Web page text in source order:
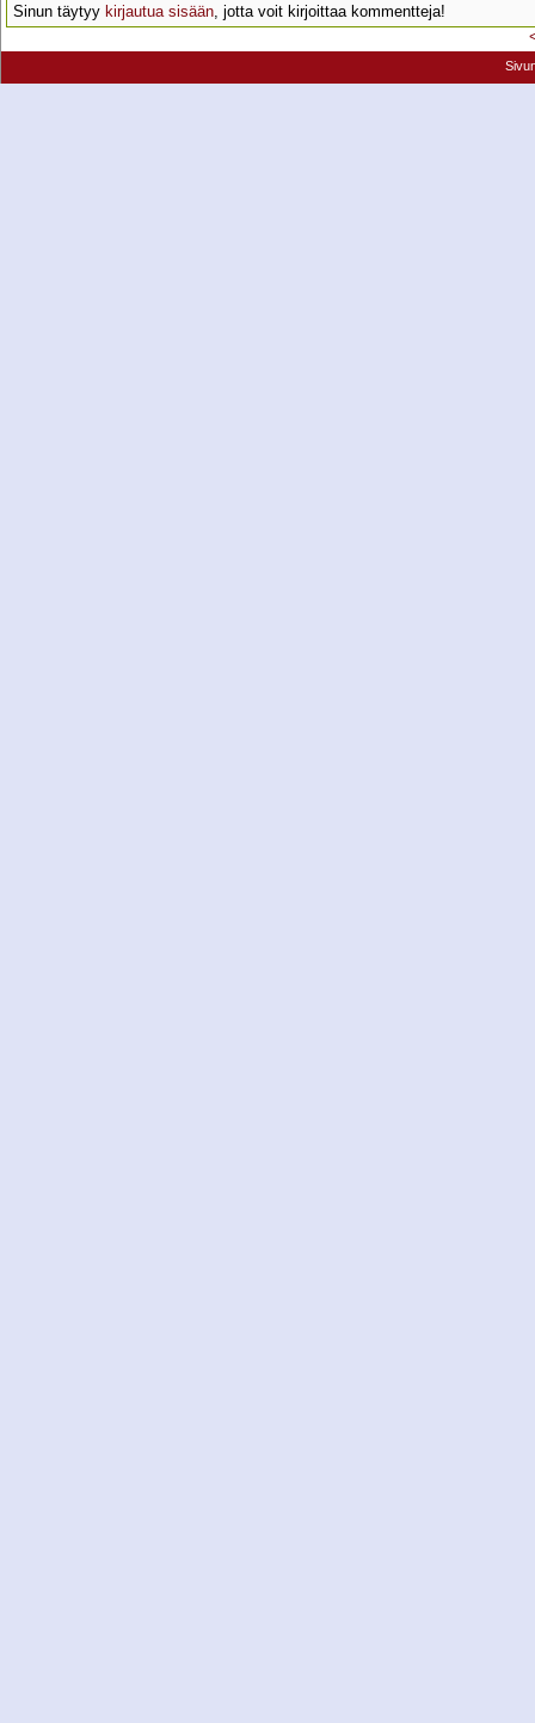
Sinun täytyy kirjautua sisään , jotta voit kirjoittaa kommentteja!